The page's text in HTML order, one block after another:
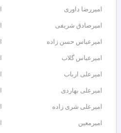
امیررضا داوری
امیرصادق شریفی
امیرعباس حسن زاده
امیرعباس گلاب
امیرعلی ارباب
امیرعلی بهاردی
امیرعلی شری زاده
امیرمعین